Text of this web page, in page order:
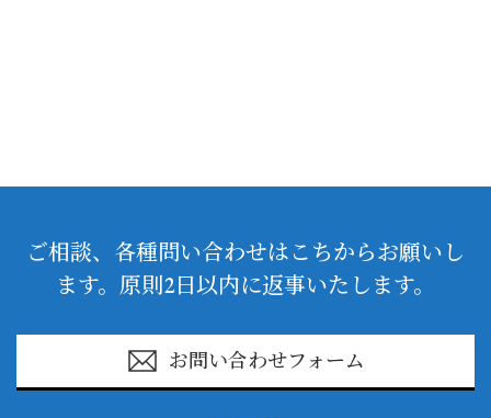
ご相談、各種問い合わせはこちからお願いし
ます。原則2日以内に返事いたします。
お問い合わせフォーム